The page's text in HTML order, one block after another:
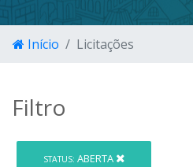
Início Licitações
Filtro
STATUS: ABERTA